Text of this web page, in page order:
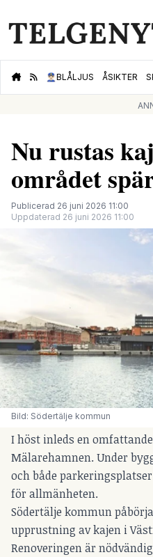
👮🏻‍♂️BLÅLJUS ÅSIKTER
Nu rustas
området
Publicerad 26 juni 2026 11:00
Uppdaterad 26 juni 2026 11:00
Bild: Södertälje kommun
I höst inleds en
Mälarehamnen. Under
och både
för allmänheten.
Södertälje kommun
upprustning av kajen i
Renoveringen är